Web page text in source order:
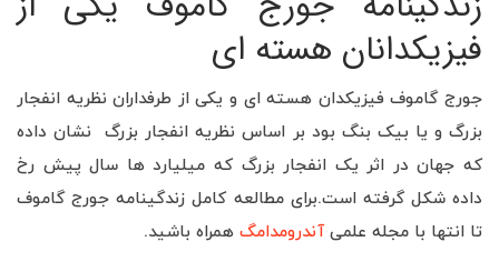
فیزیکدانان هسته ای
جورج گاموف فیزیکدان هسته ای و یکی از طرفداران نظریه انفجار
بزرگ و یا بیک بنگ بود بر اساس نظریه انفجار بزرگ نشان داده
که جهان در اثر یک انفجار بزرگ که میلیارد ها سال پیش رخ
داده شکل گرفته است.برای مطالعه کامل زندگینامه جورج گاموف
تا انتها با مجله علمیآندرومدامگ همراه باشید.